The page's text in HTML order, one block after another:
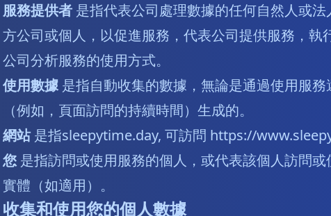
服務提供者是指代表公司處理數據的任何自然人或
方公司或個人，以促進服務，代表公司提供服務，執
公司分析服務的使用方式。
使用數據是指自動收集的數據，無論是通過使用服
（例如，頁面訪問的持續時間）生成的。
網站是指sleepytime.day, 可訪問 https://
您是指訪問或使用服務的個人，或代表該個人訪問
實體（如適用）。
收集和使用您的個人數據